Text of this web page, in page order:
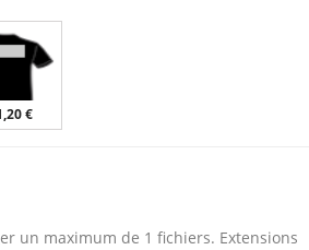
€
un maximum de 1 fichiers. Extensions